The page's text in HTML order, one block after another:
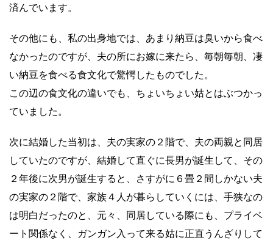
済んでいます。
その他にも、私の出身地では、あまり納豆は臭いから食べ
なかったのですが、夫の所にお嫁に来たら、毎朝毎朝、凄
い納豆を食べる食文化で驚愕したものでした。
この辺の食文化の違いでも、ちょいちょい姑とはぶつかっ
ていました。
次に結婚した当初は、夫の実家の２階で、夫の両親と同居
していたのですが、結婚して直ぐに長男が誕生して、その
２年後に次男が誕生すると、さすがに６畳２間しかない夫
の実家の２階で、家族４人が暮らしていくには、手狭なの
は明白だったのと、元々、同居している際にも、プライベ
ート関係なく、ガンガン入って来る姑に正直うんざりして